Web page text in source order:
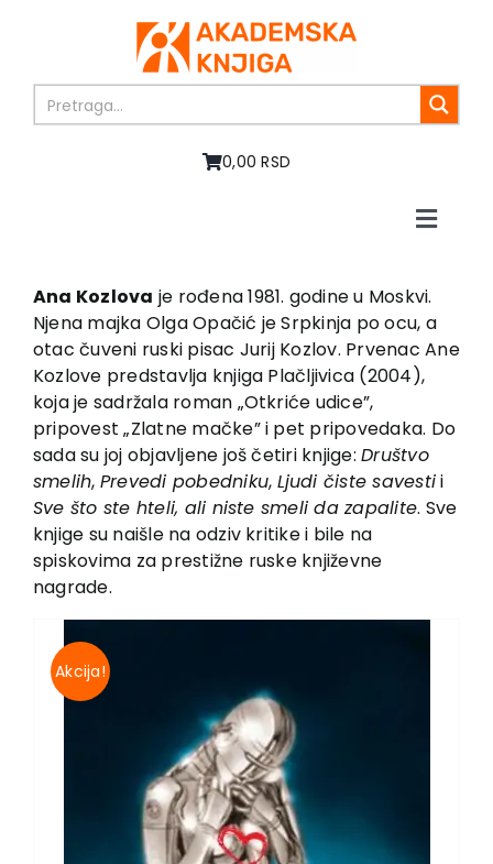
0,00 RSD
Toggle
O nama
Knjige
U pripremi
Akcija
Autori
Vesti
EU PROJEKTI
Kontakt
Ana Kozlova je rođena 1981. godine u Moskvi.
Njena majka Olga Opačić je Srpkinja po ocu, a
otac čuveni ruski pisac Jurij Kozlov. Prvenac Ane
Kozlove predstavlja knjiga Plačljivica (2004),
koja je sadržala roman „Otkriće udice”,
pripovest „Zlatne mačke” i pet pripovedaka. Do
sada su joj objavljene još četiri knjige:Društvo
smelih, Prevedi pobedniku, Ljudi čiste savestii
Sve što ste hteli, ali niste smeli da zapalite. Sve
knjige su naišle na odziv kritike i bile na
spiskovima za prestižne ruske književne
nagrade.
Akcija!